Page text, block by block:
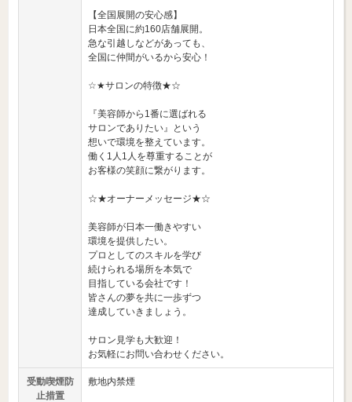
【全国展開の安心感】
日本全国に約160店舗展開。
急な引越しなどがあっても、
全国に仲間がいるから安心！
☆★サロンの特徴★☆
『美容師から1番に選ばれる
サロンでありたい』という
想いで環境を整えています。
働く1人1人を尊重することが
お客様の笑顔に繋がります。
☆★オーナーメッセージ★☆
美容師が日本一働きやすい
環境を提供したい。
プロとしてのスキルを学び
続けられる場所を本気で
目指している会社です！
皆さんの夢を共に一歩ずつ
達成していきましょう。
サロン見学も大歓迎！
お気軽にお問い合わせください。
受動喫煙防
止措置
敷地内禁煙